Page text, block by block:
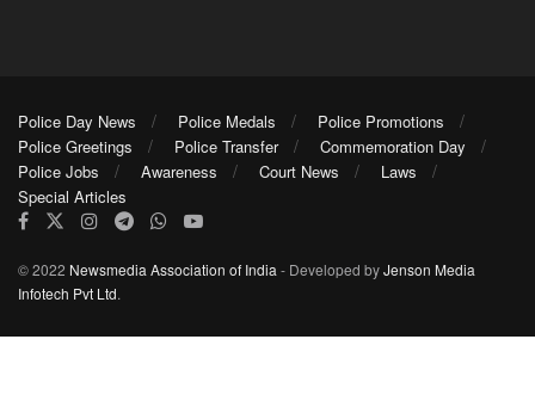
Police Day News Police Medals
Police Promotions
Police Greetings
Police Transfer
Commemoration Day
Police Jobs
Awareness Court News
Laws
Special Articles
© 2022 Newsmedia Association of India - Developed byJenson Media
Infotech Pvt Ltd.